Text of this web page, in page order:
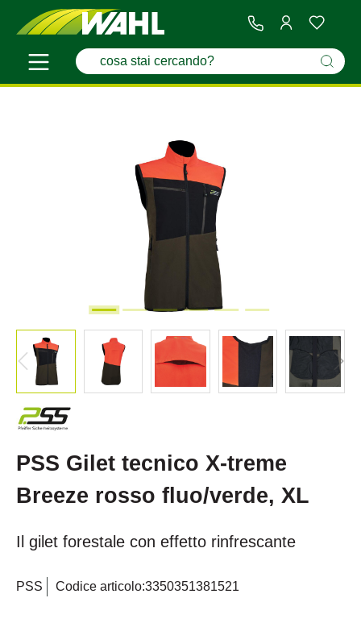
PSS Gilet tecnico X-treme
Breeze rosso fluo/verde, XL
Il gilet forestale con effetto rinfrescante
PSS Codice articolo:3350351381521